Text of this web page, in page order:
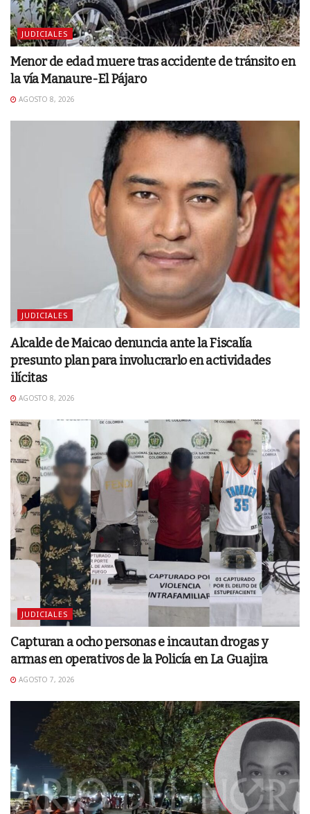
JUDICIALES
Menor de edad muere tras accidente de tránsito en
la vía Manaure-El Pájaro
AGOSTO 8, 2026
JUDICIALES
Alcalde de Maicao denuncia ante la Fiscalía
presunto plan para involucrarlo en actividades
ilícitas
AGOSTO 8, 2026
JUDICIALES
Capturan a ocho personas e incautan drogas y
armas en operativos de la Policía en La Guajira
AGOSTO 7, 2026